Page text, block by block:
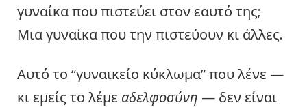
γυναίκα που πιστεύει στον εαυτό της;
Μια γυναίκα που την πιστεύουν κι άλλες.
Αυτό το “γυναικείο κύκλωμα” που λένε —
κι εμείς το λέμε αδελφοσύνη — δεν είναι